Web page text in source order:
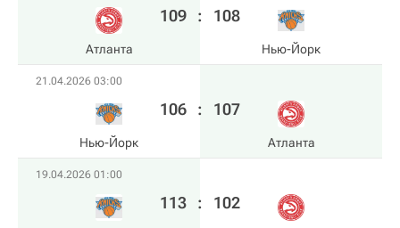
Атланта
109 : 108
Нью-Йорк
21.04.2026 03:00
Нью-Йорк
106 : 107
Атланта
19.04.2026 01:00
113 : 102